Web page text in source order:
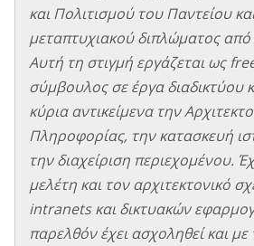
και Πολιτισμού του Παντείου
μεταπτυχιακού διπλώματος από
Αυτή τη στιγμή εργάζεται ως
σύμβουλος σε έργα διαδικτύου
κύρια αντικείμενα την
Πληροφορίας, την κατασκευή
την διαχείριση περιεχομένου.
μελέτη και τον αρχιτεκτονικό
intranets και δικτυακών
παρελθόν έχει ασχοληθεί και με